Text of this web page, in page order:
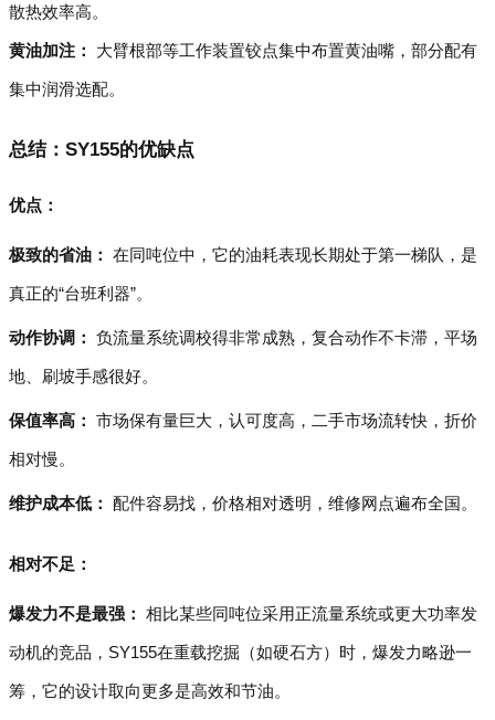
散热效率高。
黄油加注： 大臂根部等工作装置铰点集中布置黄油嘴，部分配有
集中润滑选配。
总结：SY155的优缺点
优点：
极致的省油： 在同吨位中，它的油耗表现长期处于第一梯队，是
真正的“台班利器”。
动作协调： 负流量系统调校得非常成熟，复合动作不卡滞，平场
地、刷坡手感很好。
保值率高： 市场保有量巨大，认可度高，二手市场流转快，折价
相对慢。
维护成本低： 配件容易找，价格相对透明，维修网点遍布全国。
相对不足：
爆发力不是最强： 相比某些同吨位采用正流量系统或更大功率发
动机的竞品，SY155在重载挖掘（如硬石方）时，爆发力略逊一
筹，它的设计取向更多是高效和节油。